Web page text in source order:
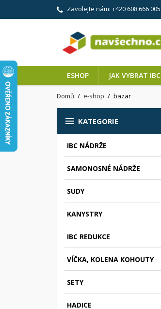
Zavolejte nám: +420 608 666 005
ESHOP JAK VYBRAT IBC
Domů e-shop bazar
 KATEGORIE
IBC NÁDRŽE
SAMONOSNÉ NÁDRŽE
SUDY
KANYSTRY
IBC REDUKCE
VÍČKA, KOLENA KOHOUTY
SETY
HADICE